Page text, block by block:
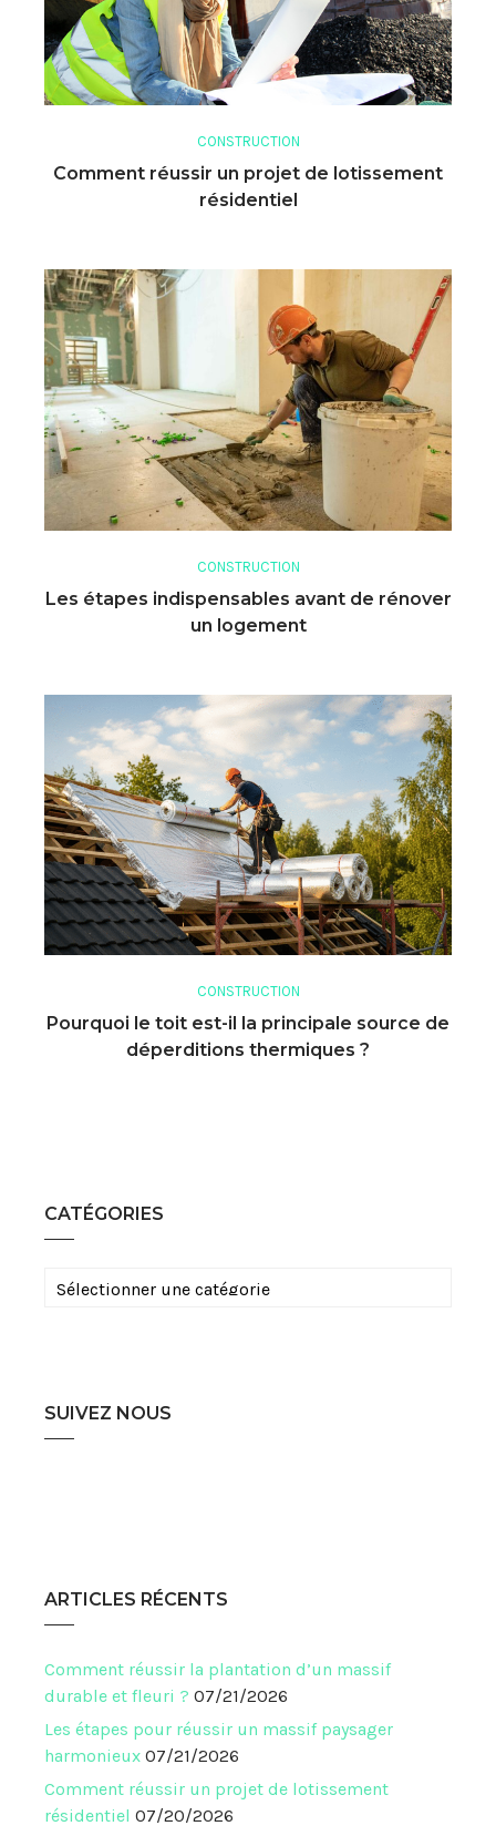
CONSTRUCTION
Comment réussir un projet de lotissement
résidentiel
CONSTRUCTION
Les étapes indispensables avant de rénover
un logement
CONSTRUCTION
Pourquoi le toit est-il la principale source de
déperditions thermiques ?
CATÉGORIES
Catégories
SUIVEZ NOUS
ARTICLES RÉCENTS
Comment réussir la plantation d’un massif
durable et fleuri ? 07/21/2026
Les étapes pour réussir un massif paysager
harmonieux 07/21/2026
Comment réussir un projet de lotissement
résidentiel 07/20/2026